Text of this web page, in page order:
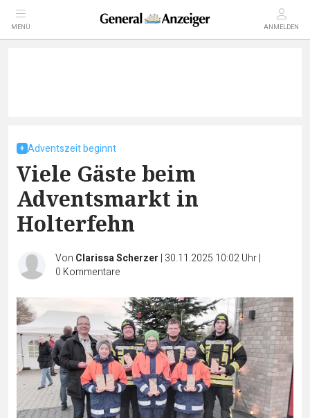
MENÜ ANMELDEN
Adventszeit beginnt
Viele Gäste beim
Adventsmarkt in
Holterfehn
Von Clarissa Scherzer | 30.11.2025 10:02 Uhr|
0 Kommentare